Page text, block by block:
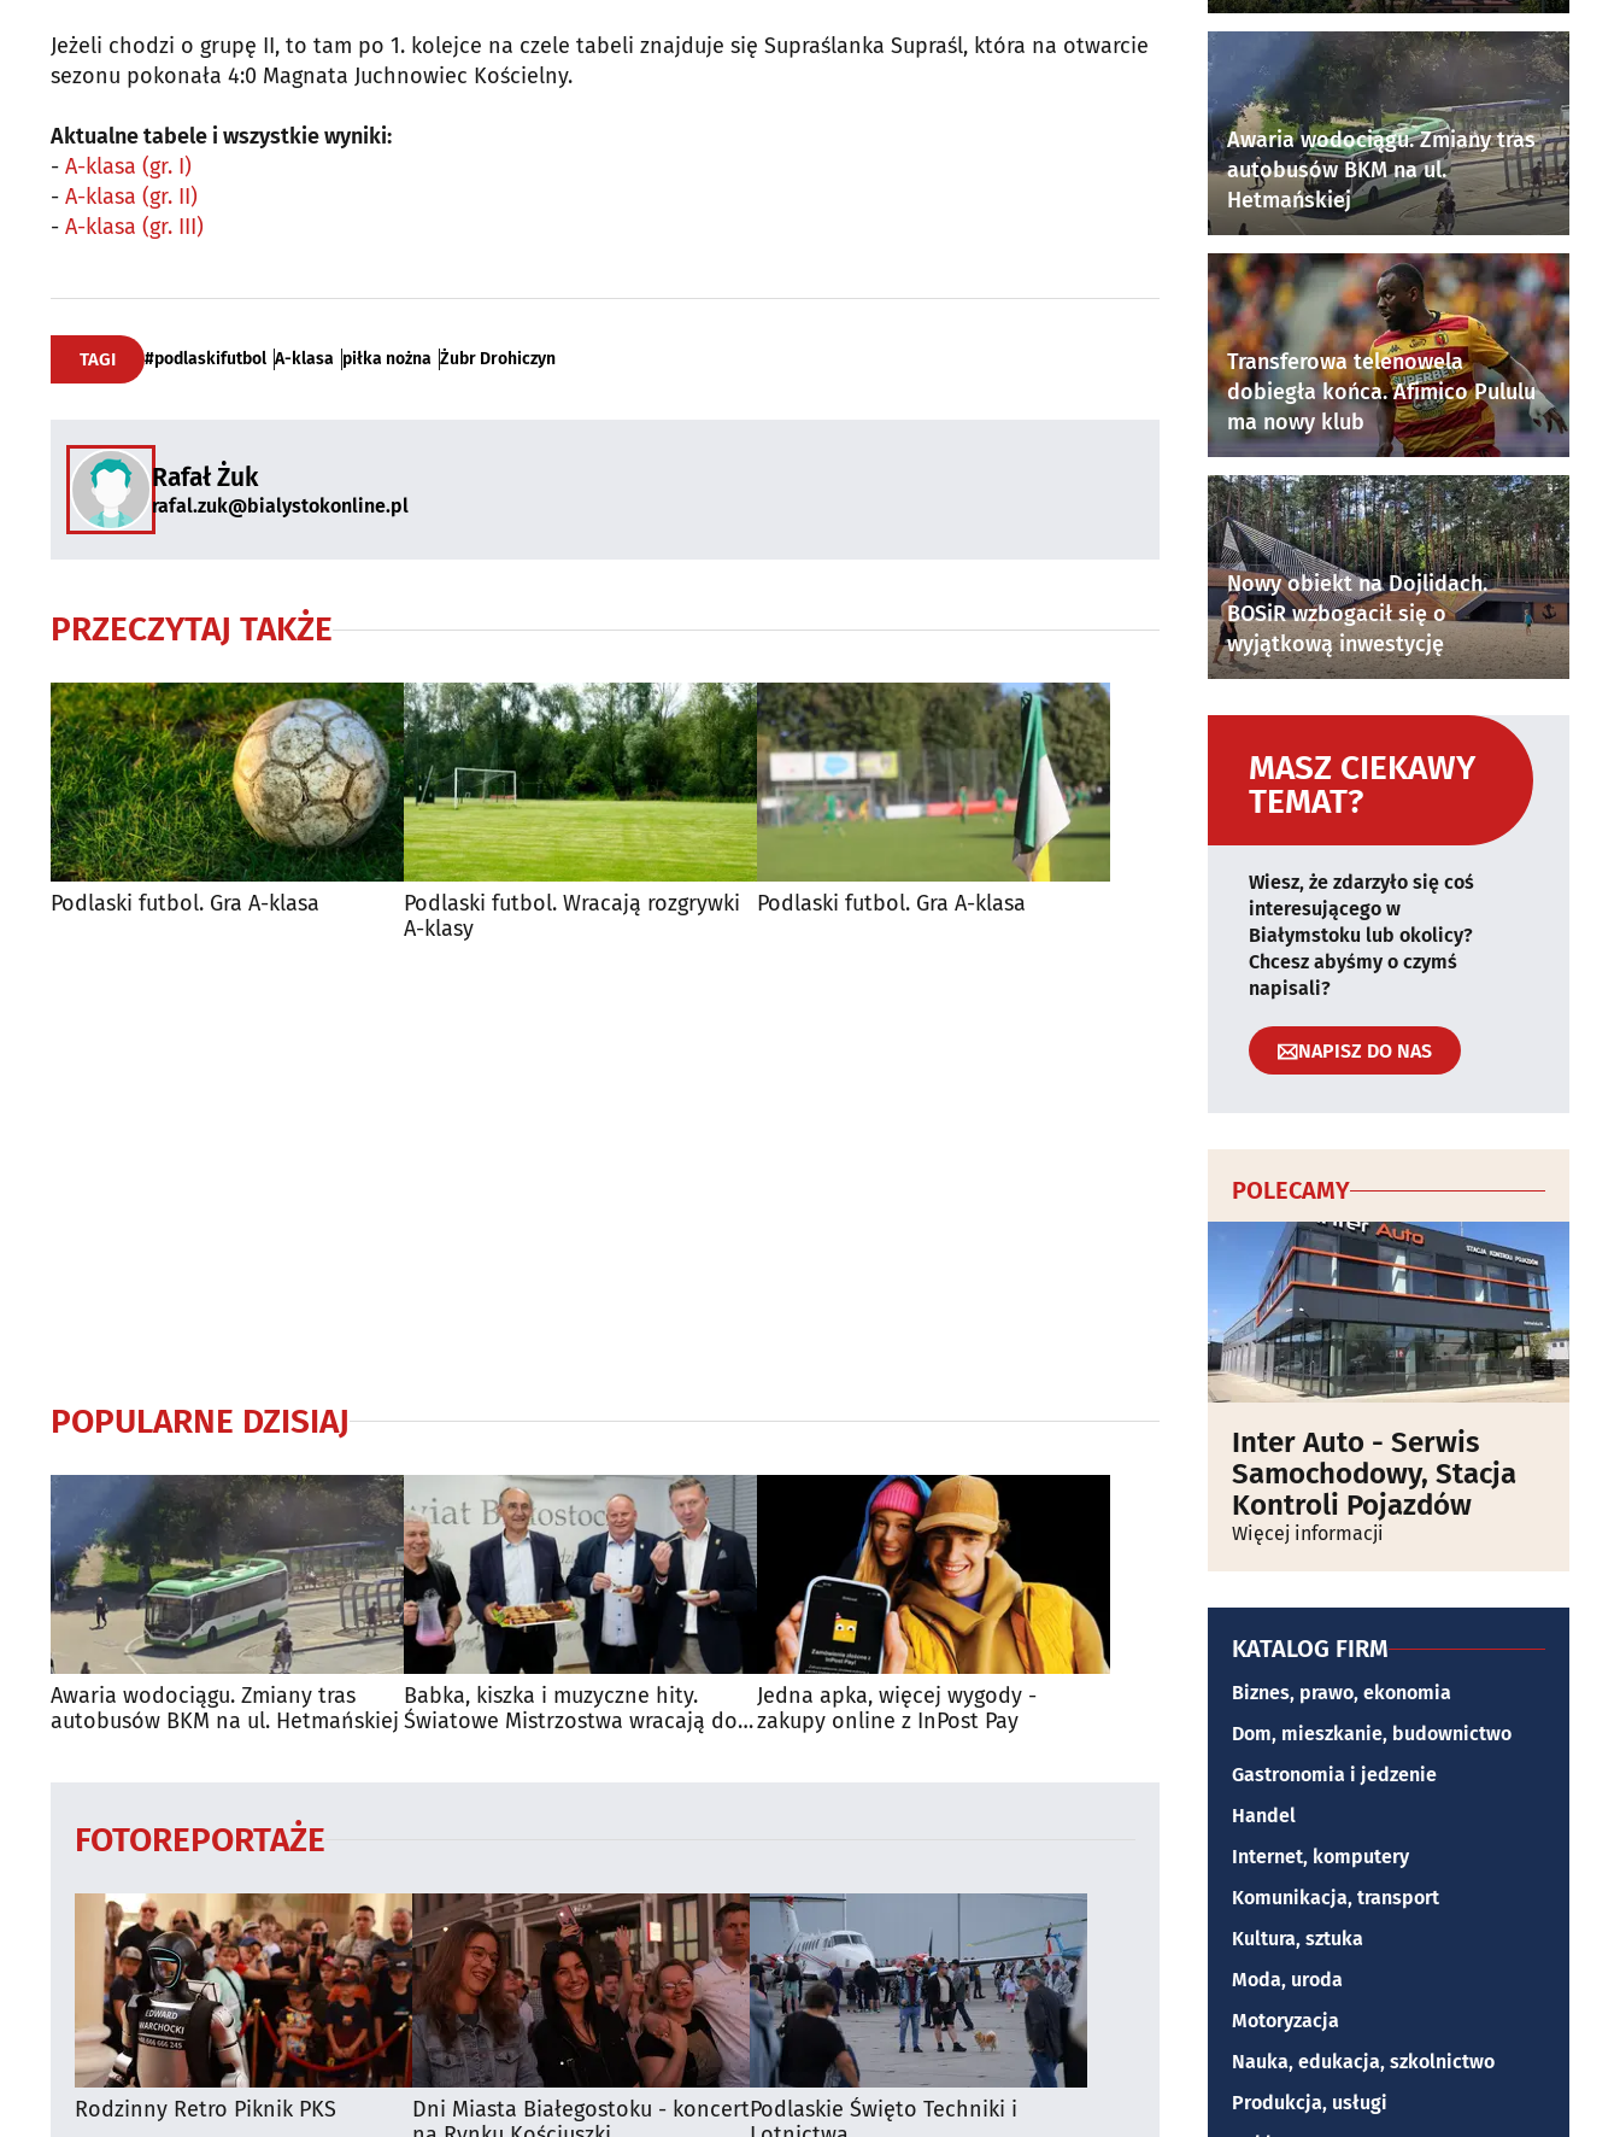
Jeżeli chodzi o grupę II, to tam po 1. kolejce na czele tabeli znajduje się Supraślanka Supraśl, która na otwarcie
sezonu pokonała 4:0 Magnata Juchnowiec Kościelny.
Aktualne tabele i wszystkie wyniki:
- A-klasa (gr. I)
- A-klasa (gr. II)
- A-klasa (gr. III)
TAGI #podlaskifutbol A-klasa piłka nożna Żubr Drohiczyn
Rafał Żuk
rafal.zuk@bialystokonline.pl
PRZECZYTAJ TAKŻE
Podlaski futbol. Gra A-klasa
Podlaski futbol. Wracają rozgrywki
A-klasy
Podlaski futbol. Gra A-klasa
POPULARNE DZISIAJ
Awaria wodociągu. Zmiany tras
autobusów BKM na ul. Hetmańskiej
Babka, kiszka i muzyczne hity.
Światowe Mistrzostwa wracają do
Jedna apka, więcej wygody -
zakupy online z InPost Pay
FOTOREPORTAŻE
Rodzinny Retro Piknik PKS
Dni Miasta Białegostoku - koncertPodlaskie Święto Techniki i
Awaria wodociągu. Zmiany tras
autobusów BKM na ul.
Hetmańskiej
Transferowa telenowela
dobiegła końca. Afimico Pululu
ma nowy klub
Nowy obiekt na Dojlidach.
BOSiR wzbogacił się o
wyjątkową inwestycję
MASZ CIEKAWY
TEMAT?
Wiesz, że zdarzyło się coś
interesującego w
Białymstoku lub okolicy?
Chcesz abyśmy o czymś
napisali?
NAPISZ DO NAS
POLECAMY
Inter Auto - Serwis
Samochodowy, Stacja
Kontroli Pojazdów
Więcej informacji
KATALOG FIRM
Biznes, prawo, ekonomia
Dom, mieszkanie, budownictwo
Gastronomia i jedzenie
Handel
Internet, komputery
Komunikacja, transport
Kultura, sztuka
Moda, uroda
Motoryzacja
Nauka, edukacja, szkolnictwo
Produkcja, usługi